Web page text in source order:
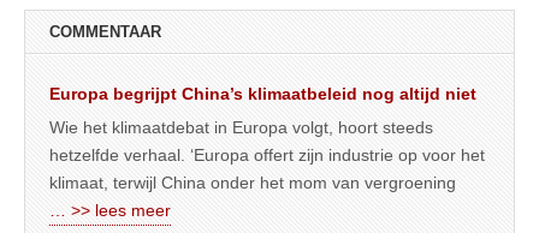
COMMENTAAR
Europa begrijpt China’s klimaatbeleid nog altijd niet
Wie het klimaatdebat in Europa volgt, hoort steeds
hetzelfde verhaal. ‘Europa offert zijn industrie op voor het
klimaat, terwijl China onder het mom van vergroening
… >> lees meer